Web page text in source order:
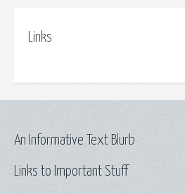
Links
Links to Important Stuff
An Informative Text Blurb